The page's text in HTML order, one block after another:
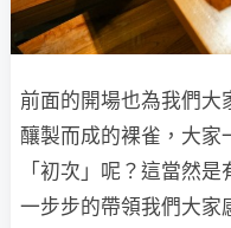
前面的開場也為我們大
釀製而成的裸雀，大家
「初次」呢？這當然
一步步的帶領我們大家